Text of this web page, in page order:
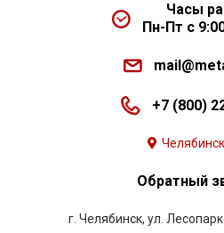
Часы
Пн-Пт с
+7 (800)
Челябинск
Обратный
г. Челябинск, ул.